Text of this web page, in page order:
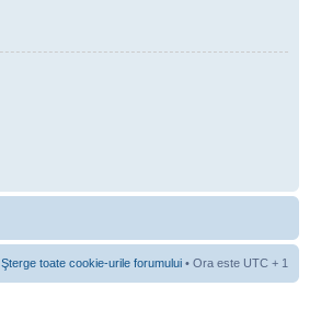
Şterge toate cookie-urile forumului • Ora este UTC + 1